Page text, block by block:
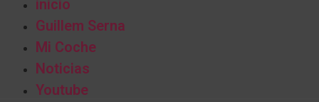
inicio
Guillem Serna
Mi Coche
Noticias
Youtube